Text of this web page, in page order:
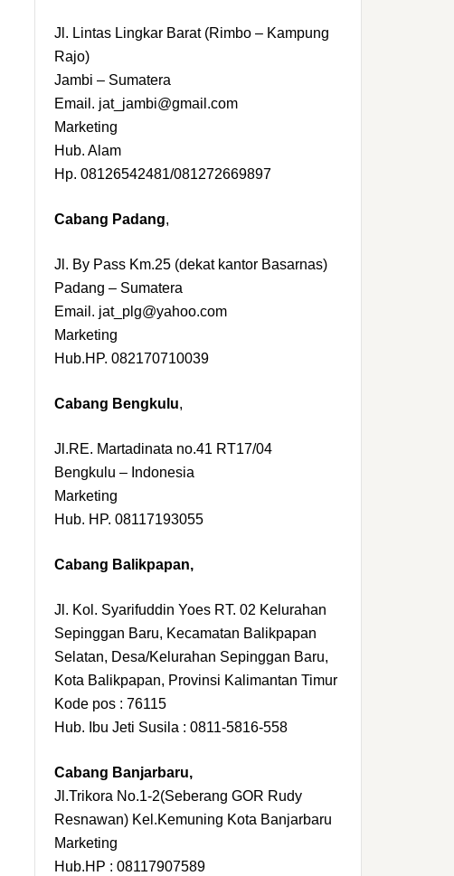
Jl. Lintas Lingkar Barat (Rimbo – Kampung
Rajo)
Jambi – Sumatera
Email. jat_jambi@gmail.com
Marketing
Hub. Alam
Hp. 08126542481/081272669897
Cabang Padang,
Jl. By Pass Km.25 (dekat kantor Basarnas)
Padang – Sumatera
Email. jat_plg@yahoo.com
Marketing
Hub.HP. 082170710039
Cabang Bengkulu,
Jl.RE. Martadinata no.41 RT17/04
Bengkulu – Indonesia
Marketing
Hub. HP. 08117193055
Cabang Balikpapan,
Jl. Kol. Syarifuddin Yoes RT. 02 Kelurahan
Sepinggan Baru, Kecamatan Balikpapan
Selatan, Desa/Kelurahan Sepinggan Baru,
Kota Balikpapan, Provinsi Kalimantan Timur
Kode pos : 76115
Hub. Ibu Jeti Susila : 0811-5816-558
Cabang Banjarbaru,
Jl.Trikora No.1-2(Seberang GOR Rudy
Resnawan) Kel.Kemuning Kota Banjarbaru
Marketing
Hub.HP : 08117907589